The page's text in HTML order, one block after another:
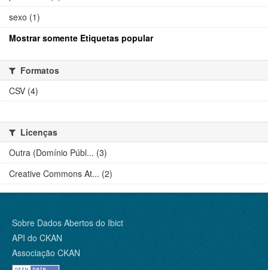
sexo (1)
Mostrar somente Etiquetas popular
Formatos
CSV (4)
Licenças
Outra (Domínio Públ... (3)
Creative Commons At... (2)
Sobre Dados Abertos do Ibict
API do CKAN
Associação CKAN